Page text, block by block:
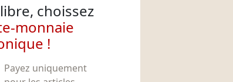
choissez
monnaie
!
Payez uniquement